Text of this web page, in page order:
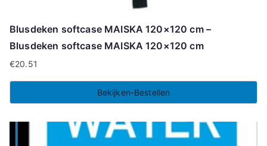
Blusdeken softcase MAISKA 120×120 cm –
Blusdeken softcase MAISKA 120×120 cm
€20.51
Bekijken-Bestellen